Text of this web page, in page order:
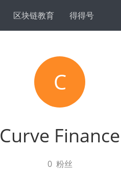
区块链教育 得得号
C
Curve Finance
0粉丝